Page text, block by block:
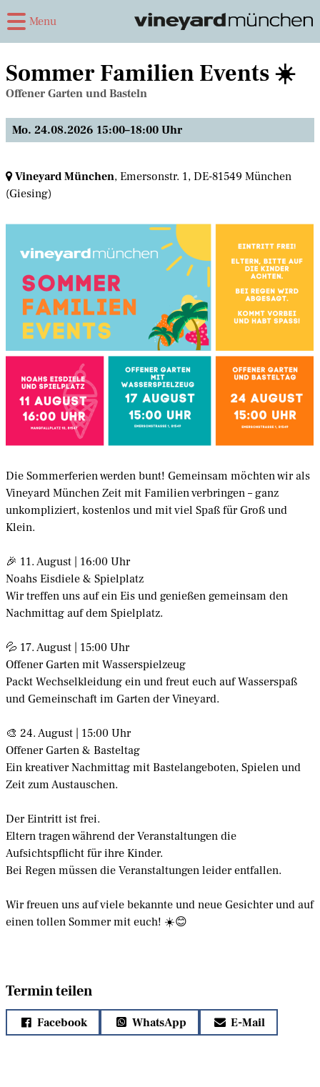
Menu
Sommer Familien Events ☀️
Offener Garten und Basteln
Mo. 24.08.2026 15:00–18:00 Uhr
Vineyard München, Emersonstr. 1, DE-81549 München
(Giesing)
Die Sommerferien werden bunt! Gemeinsam möchten wir als
Vineyard München Zeit mit Familien verbringen – ganz
unkompliziert, kostenlos und mit viel Spaß für Groß und
Klein.
🎉 11. August | 16:00 Uhr
Noahs Eisdiele & Spielplatz
Wir treffen uns auf ein Eis und genießen gemeinsam den
Nachmittag auf dem Spielplatz.
💦 17. August | 15:00 Uhr
Offener Garten mit Wasserspielzeug
Packt Wechselkleidung ein und freut euch auf Wasserspaß
und Gemeinschaft im Garten der Vineyard.
🎨 24. August | 15:00 Uhr
Offener Garten & Basteltag
Ein kreativer Nachmittag mit Bastelangeboten, Spielen und
Zeit zum Austauschen.
Der Eintritt ist frei.
Eltern tragen während der Veranstaltungen die
Aufsichtspflicht für ihre Kinder.
Bei Regen müssen die Veranstaltungen leider entfallen.
Wir freuen uns auf viele bekannte und neue Gesichter und auf
einen tollen Sommer mit euch! ☀️😊
Termin teilen
Facebook WhatsApp E-Mail